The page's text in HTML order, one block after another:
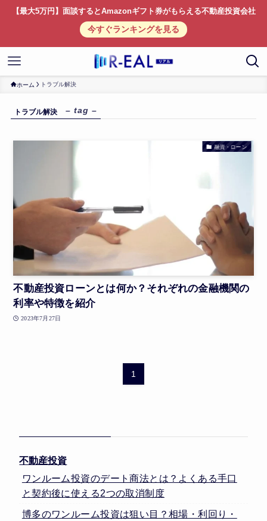
【最大5万円】面談するとAmazonギフト券がもらえる不動産投資会社
今すぐランキングを見る
ホーム トラブル解決
トラブル解決 – tag –
融資・ローン
不動産投資ローンとは何か？それぞれの金融機関の
利率や特徴を紹介
2023年7月27日
1
不動産投資
ワンルーム投資のデート商法とは？よくある手口
と契約後に使える2つの取消制度
博多のワンルーム投資は狙い目？相場・利回り・